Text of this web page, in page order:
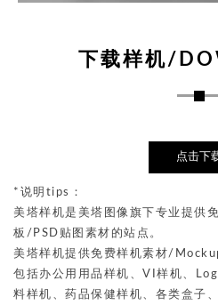
下载样机/
点击下
*说明tips：
美塔样机是美塔图像旗下专业提供
板/PSD贴图素材的站点。
美塔样机提供免费样机素材/
包括办公用用品样机、VI样机、
料样机、药品保健样机、各类盒子